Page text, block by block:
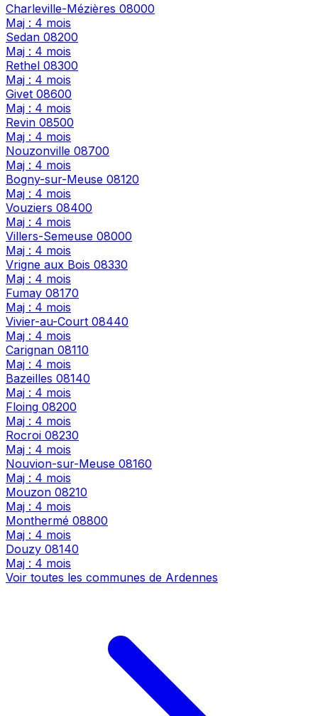
Charleville-Mézières 08000
Maj : 4 mois
Sedan 08200
Maj : 4 mois
Rethel 08300
Maj : 4 mois
Givet 08600
Maj : 4 mois
Revin 08500
Maj : 4 mois
Nouzonville 08700
Maj : 4 mois
Bogny-sur-Meuse 08120
Maj : 4 mois
Vouziers 08400
Maj : 4 mois
Villers-Semeuse 08000
Maj : 4 mois
Vrigne aux Bois 08330
Maj : 4 mois
Fumay 08170
Maj : 4 mois
Vivier-au-Court 08440
Maj : 4 mois
Carignan 08110
Maj : 4 mois
Bazeilles 08140
Maj : 4 mois
Floing 08200
Maj : 4 mois
Rocroi 08230
Maj : 4 mois
Nouvion-sur-Meuse 08160
Maj : 4 mois
Mouzon 08210
Maj : 4 mois
Monthermé 08800
Maj : 4 mois
Douzy 08140
Maj : 4 mois
Voir toutes les communes de Ardennes